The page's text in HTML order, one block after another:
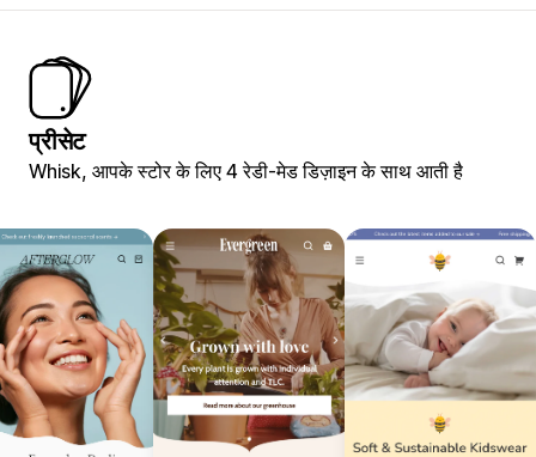
प्रीसेट
Whisk, आपके स्टोर के लिए 4 रेडी-मेड डिज़ाइन के साथ आती है